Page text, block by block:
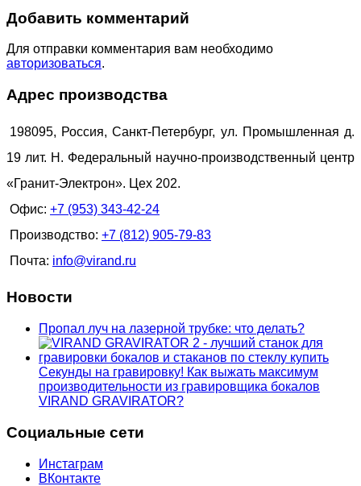
Добавить комментарий
Для отправки комментария вам необходимо
авторизоваться.
Адрес производства
198095, Россия, Санкт-Петербург, ул. Промышленная д.
19 лит. Н. Федеральный научно-производственный центр
«Гранит-Электрон». Цех 202.
Офис: +7 (953) 343-42-24
Производство: +7 (812) 905-79-83
Почта: info@virand.ru
Новости
Пропал луч на лазерной трубке: что делать?
Секунды на гравировку! Как выжать максимум
производительности из гравировщика бокалов
VIRAND GRAVIRATOR?
Социальные сети
Инстаграм
ВКонтакте